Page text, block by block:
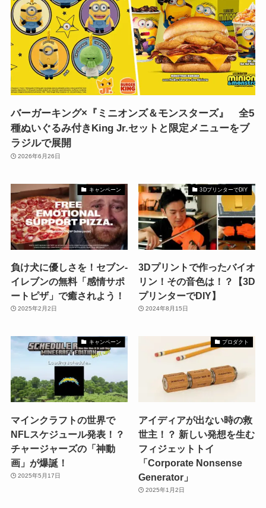
バーガーキング×『ミニオンズ＆モンスターズ』 全5
種ぬいぐるみ付きKing Jr.セットと限定メニューをブ
ラジルで展開
2026年6月26日
キャンペーン
負け犬に優しさを！セブン-
イレブンの無料「感情サポ
ートピザ」で癒されよう！
2025年2月2日
3DプリンターでDIY
3Dプリントで作ったバイオ
リン！その音色は！？【3D
プリンターでDIY】
2024年8月15日
キャンペーン
マインクラフトの世界で
NFLスケジュール発表！？
チャージャーズの「神動
画」が爆誕！
2025年5月17日
プロダクト
アイディアが出ない時の救
世主！？ 新しい発想を生む
フィジェットトイ
「Corporate Nonsense
Generator」
2025年1月2日